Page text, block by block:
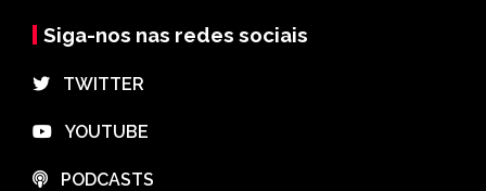
Siga-nos nas redes sociais
⠀TWITTER
⠀YOUTUBE
⠀PODCASTS